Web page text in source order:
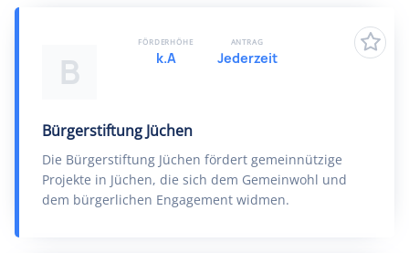
B
Bürgerstiftung Jüchen
Die Bürgerstiftung Jüchen fördert gemeinnützige
Projekte in Jüchen, die sich dem Gemeinwohl und
dem bürgerlichen Engagement widmen.
FÖRDERHÖHE
k.A
ANTRAG
Jederzeit